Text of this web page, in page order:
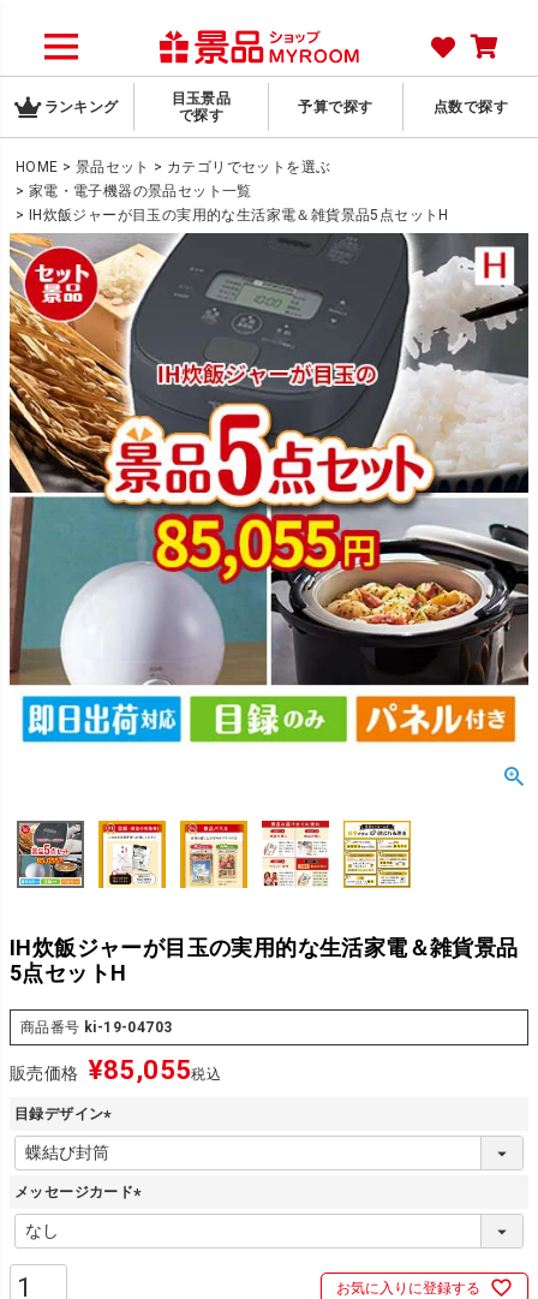
ランキング
目玉景品
で探す
予算で探す 点数で探す
HOME 景品セット
カテゴリでセットを選ぶ
家電・電子機器の景品セット一覧
IH炊飯ジャーが目玉の実用的な生活家電＆雑貨景品5点セットH
IH炊飯ジャーが目玉の実用的な生活家電＆雑貨景品
5点セットH
商品番号 ki-19-04703
販売価格 ¥85,055税込
目録デザイン
(
必
須
)
メッセージカード
必
お気に入りに登録する